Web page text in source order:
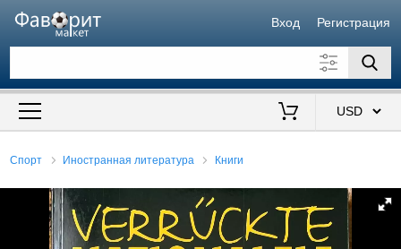
Вход Регистрация
Искать также в описании
Спорт Иностранная литература Книги